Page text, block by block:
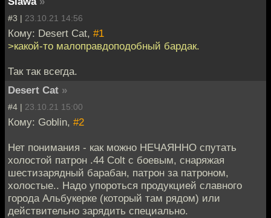
#3 | 23.10.21 14:56
Кому: Desert Cat, #1
>какой-то малоправдоподобный бардак.
Так так всегда.
Desert Cat »
#4 | 23.10.21 15:00
Кому: Goblin, #2
Нет понимания - как можно НЕЧАЯННО спутать
холостой патрон .44 Colt с боевым, снаряжая
шестизарядный барабан, патрон за патроном,
холостые.. Надо упороться продукцией славного
города Альбукерке (который там рядом) или
действительно зарядить специально.